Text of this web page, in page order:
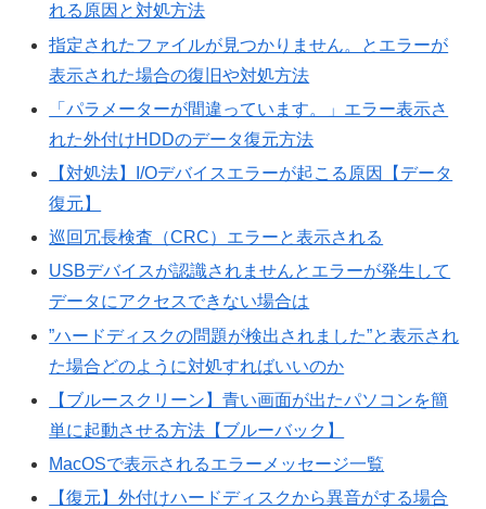
れる原因と対処方法
指定されたファイルが見つかりません。とエラーが
表示された場合の復旧や対処方法
「パラメーターが間違っています。」エラー表示さ
れた外付けHDDのデータ復元方法
【対処法】I/Oデバイスエラーが起こる原因【データ
復元】
巡回冗長検査（CRC）エラーと表示される
USBデバイスが認識されませんとエラーが発生して
データにアクセスできない場合は
”ハードディスクの問題が検出されました”と表示され
た場合どのように対処すればいいのか
【ブルースクリーン】青い画面が出たパソコンを簡
単に起動させる方法【ブルーバック】
MacOSで表示されるエラーメッセージ一覧
【復元】外付けハードディスクから異音がする場合